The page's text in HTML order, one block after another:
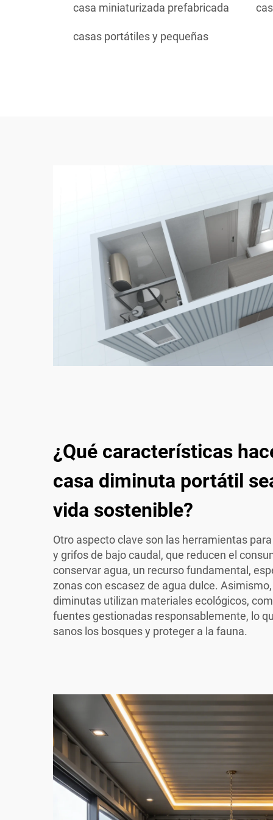
casa miniaturizada prefabricada
casas portátiles y pequeñas
¿Qué características
casa diminuta portátil
vida sostenible?
Otro aspecto clave son las herramientas
y grifos de bajo caudal, que reducen el
conservar agua, un recurso fundamental,
zonas con escasez de agua dulce.
diminutas utilizan materiales ecológicos,
fuentes gestionadas responsablemente, lo
sanos los bosques y proteger a la fauna.